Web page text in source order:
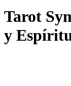
Tarot
y